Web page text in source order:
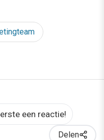
een reactie!
Delen